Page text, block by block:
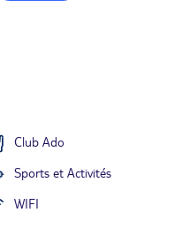
Club Ado
Sports et Activités
WIFI